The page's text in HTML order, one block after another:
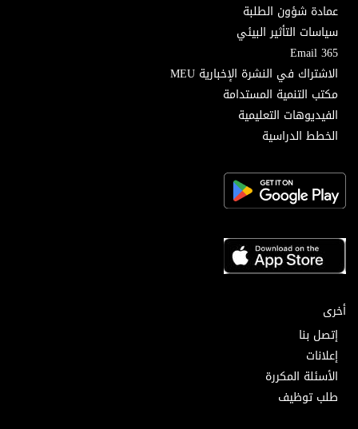
عمادة شؤون الطلبة
سياسات التأثير البيئي
Email 365
الاشتراك في النشرة الإخبارية MEU
مكتب التنمية المستدامة
الفيديوهات التعليمية
الخطط الدراسية
أخرى
إتصل بنا
إعلانات
الأسئلة المكررة
طلب توظيف